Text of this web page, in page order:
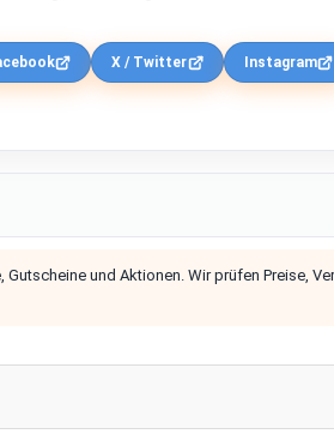
X / Twitter Instagram
und Aktionen. Wir prüfen Preise,